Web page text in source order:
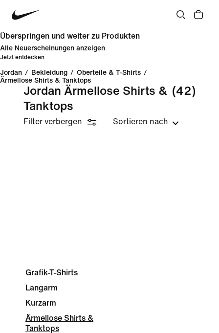
Überspringen und weiter zu Produkten
Alle Neuerscheinungen anzeigen
Jetzt entdecken
Jordan / Bekleidung / Oberteile & T-Shirts /
Ärmellose Shirts & Tanktops
Jordan Ärmellose Shirts &
Tanktops
(42)
Filter verbergen Sortieren nach
Grafik-T-Shirts
Langarm
Kurzarm
Ärmellose Shirts &
Tanktops